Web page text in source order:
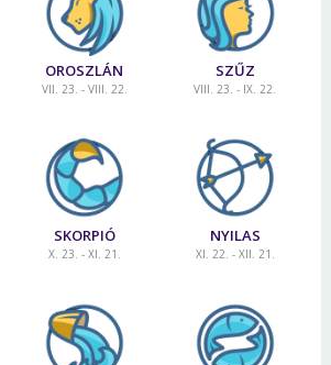
OROSZLÁN
VII. 23. - VIII. 22.
SZŰZ
VIII. 23. - IX. 22.
SKORPIÓ
X. 23. - XI. 21.
NYILAS
XI. 22. - XII. 21.